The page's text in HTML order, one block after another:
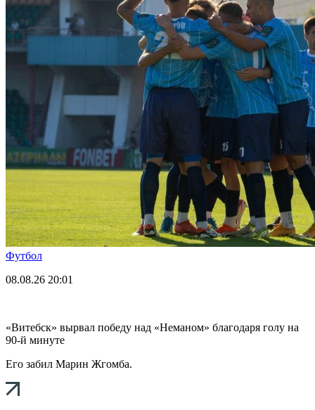
Футбол
08.08.26 20:01
«Витебск» вырвал победу над «Неманом» благодаря голу на
90-й минуте
Его забил Марин Жгомба.